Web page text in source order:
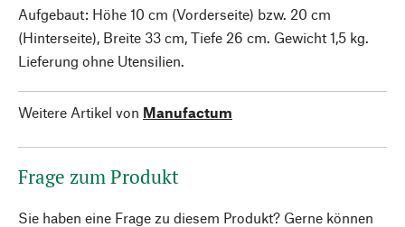
Aufgebaut: Höhe 10 cm (Vorderseite) bzw. 20 cm
(Hinterseite), Breite 33 cm, Tiefe 26 cm. Gewicht 1,5 kg.
Lieferung ohne Utensilien.
Weitere Artikel von Manufactum
Frage zum Produkt
Sie haben eine Frage zu diesem Produkt? Gerne können